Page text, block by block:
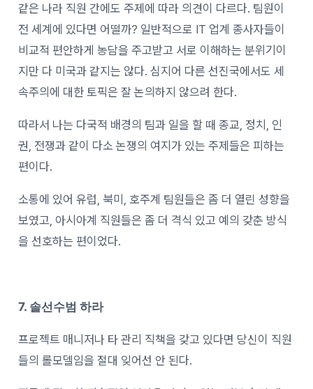
같은 나라 직원 간에도 주제에 따라 의견이 다르다. 팀원이
전 세계에 있다면 어떨까? 일반적으로 IT 업계 종사자들이
비교적 편안하게 농담을 주고받고 서로 이해하는 분위기이
지만 다 미국과 같지는 않다. 심지어 다른 선진국에서도 세
속주의에 대한 토픽은 잘 논의하지 않으려 한다.
따라서 나는 다국적 배경의 팀과 일을 할 때 종교, 정치, 인
권, 전쟁과 같이 다소 논쟁의 여지가 있는 주제들은 피하는
편이다.
소통에 있어 유럽, 북미, 호주계 팀원들은 좀 더 열린 성향을
보였고, 아시아계 직원들은 좀 더 격식 있고 예의 갖춘 방식
을 선호하는 편이었다.
7. 솔선수범 하라
프로젝트 매니저나 타 관리 직책을 갖고 있다면 당신이 직원
들의 롤모델임을 절대 잊어선 안 된다.